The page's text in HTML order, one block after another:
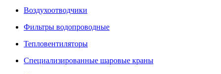
Воздухоотводчики
Фильтры водопроводные
Тепловентиляторы
Специализированные шаровые краны